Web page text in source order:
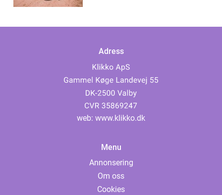
Adress
web: www.klikko.dk
Menu
Annonsering
Om oss
Cookies